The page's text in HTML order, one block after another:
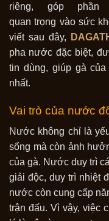
riêng, góp phần
quan trọng vào sức
viết sau đây,
pha nước đặc biệt,
tin dùng, giúp gà
nhất.
Vai trò của nước
Nước không chỉ là
sống mà còn ảnh
của gà. Nước duy trì
giải độc, duy trì nhiệt
nước còn cung cấp
trận đấu. Vì vậy, việc